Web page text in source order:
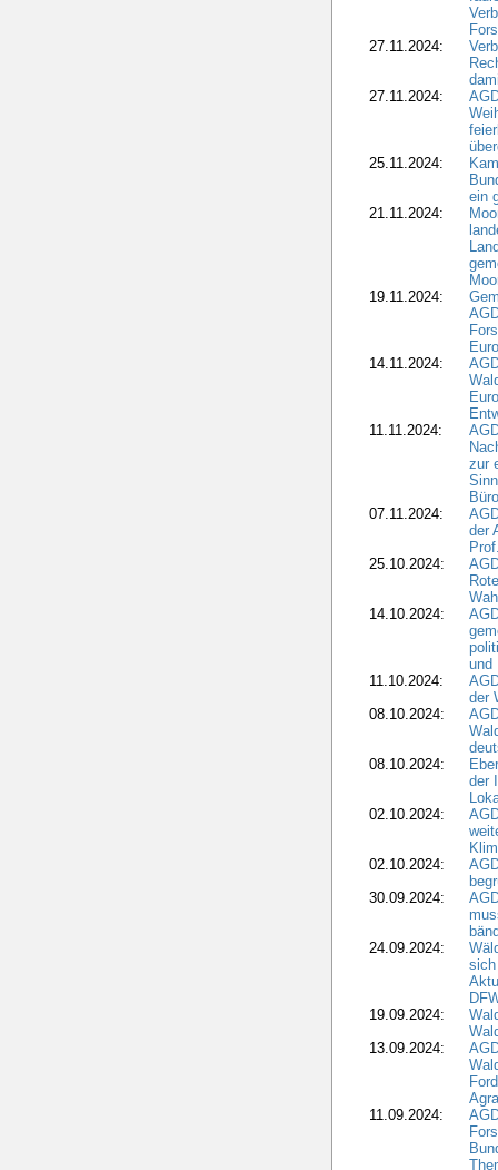
27.11.2024:
27.11.2024:
25.11.2024:
ein
21.11.2024:
19.11.2024:
14.11.2024:
11.11.2024:
zur
07.11.2024:
der
25.10.2024:
14.10.2024:
und
11.10.2024:
der
08.10.2024:
08.10.2024:
der
02.10.2024:
02.10.2024:
30.09.2024:
24.09.2024:
sich
19.09.2024:
13.09.2024:
11.09.2024: